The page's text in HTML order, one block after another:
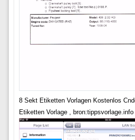
8 Sekt Etiketten Vorlagen Kostenlos
Etiketten Vorlage , bron:tippsvorlage.info